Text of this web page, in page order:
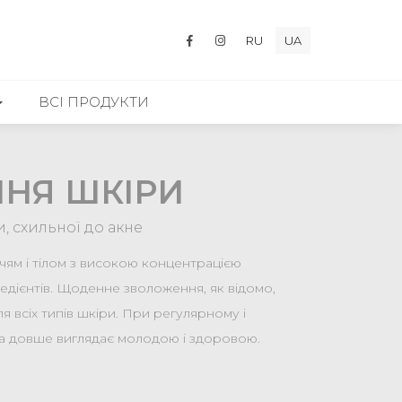
RU UA
ВСІ ПРОДУКТИ
ШКІРИ
схильної до акне
і тілом з високою концентрацією
Щоденне зволоження, як відомо,
всіх типів шкіри. При регулярному і
довше виглядає молодою і здоровою.